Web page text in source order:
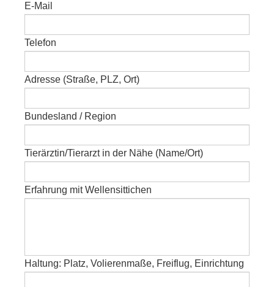
E-Mail
Telefon
Adresse (Straße, PLZ, Ort)
Bundesland / Region
Tierärztin/Tierarzt in der Nähe (Name/Ort)
Erfahrung mit Wellensittichen
Haltung: Platz, Volierenmaße, Freiflug, Einrichtung